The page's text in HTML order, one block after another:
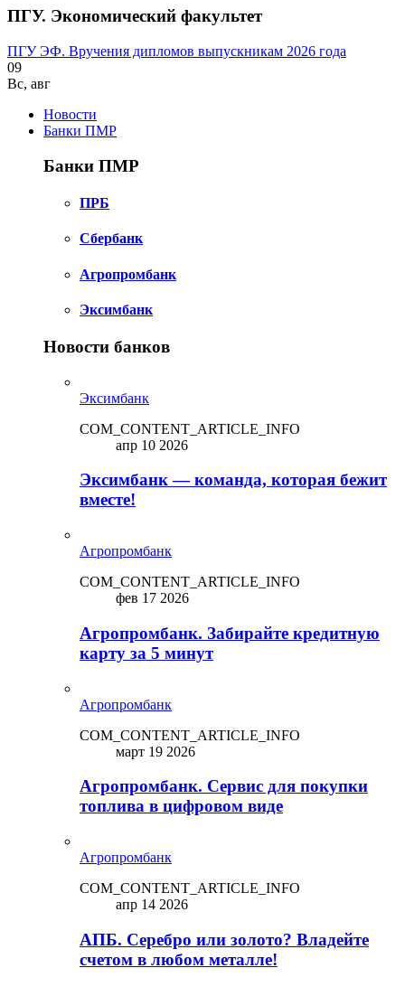
ПГУ. Экономический факультет
ПГУ ЭФ. Вручения дипломов выпускникам 2026 года
09
Вс, авг
Новости
Банки ПМР
Банки ПМР
ПРБ
Сбербанк
Агропромбанк
Эксимбанк
Новости банков
Эксимбанк
COM_CONTENT_ARTICLE_INFO
апр 10 2026
Эксимбанк — команда, которая бежит
вместе!
Агропромбанк
COM_CONTENT_ARTICLE_INFO
фев 17 2026
Агропромбанк. Забирайте кредитную
карту за 5 минут
Агропромбанк
COM_CONTENT_ARTICLE_INFO
март 19 2026
Агропромбанк. Сервис для покупки
топлива в цифровом виде
Агропромбанк
COM_CONTENT_ARTICLE_INFO
апр 14 2026
АПБ. Серебро или золото? Владейте
счетом в любом металле!